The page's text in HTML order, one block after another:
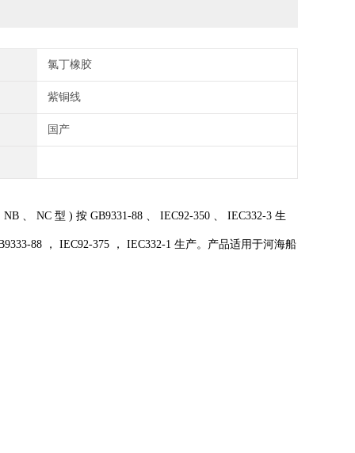
氯丁橡胶
紫铜线
国产
、 NC 型 ) 按 GB9331-88 、 IEC92-350 、 IEC332-3 生
88 ， IEC92-375 ， IEC332-1 生产。产品适用于河海船